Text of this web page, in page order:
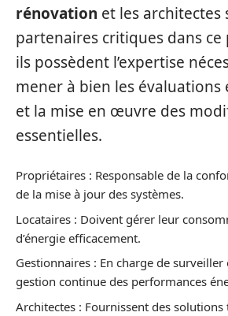
rénovation et les architectes
partenaires critiques dans ce
ils possèdent l’expertise
mener à bien les évaluations
et la mise en œuvre des
essentielles.
Propriétaires : Responsable de la
de la mise à jour des systèmes.
Locataires : Doivent gérer leur
d’énergie efficacement.
Gestionnaires : En charge de surveiller
gestion continue des performances
Architectes : Fournissent des